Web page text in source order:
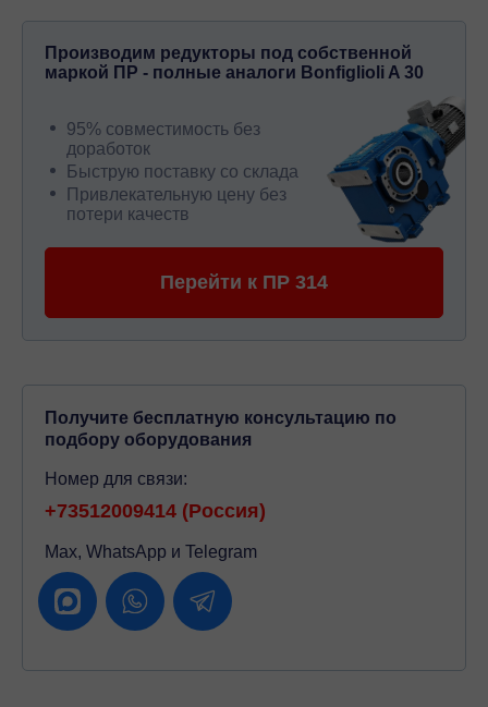
Производим редукторы под собственной
маркой ПР - полные аналоги Bonfiglioli A 30
95% совместимость без
доработок
Быструю поставку со склада
Привлекательную цену без
потери качеств
Перейти к ПР 314
Получите бесплатную консультацию по
подбору оборудования
Номер для связи:
+73512009414 (Россия)
Max, WhatsApp и Telegram